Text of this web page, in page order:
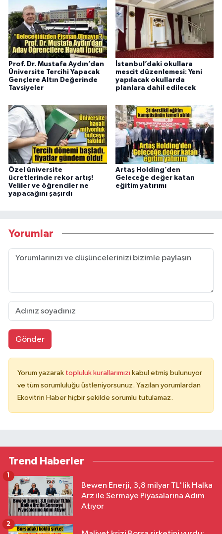
Prof. Dr. Mustafa Aydın’dan
Üniversite Tercihi Yapacak
Gençlere Altın Değerinde
Tavsiyeler
İstanbul’daki okullara
mescit düzenlemesi: Yeni
yapılacak okullarda
planlara dahil edilecek
Özel üniversite
ücretlerinde rekor artış!
Veliler ve öğrenciler ne
yapacağını şaşırdı
Artaş Holding’den
Geleceğe değer katan
eğitim yatırımı
Yorumlar
Gönder
Yorum yazarak topluluk kurallarımızı kabul etmiş bulunuyor
ve tüm sorumluluğu üstleniyorsunuz. Yazılan yorumlardan
Ekovitrin Haber hiçbir şekilde sorumlu tutulamaz.
Trend Haberler
Bewen Enerji, 3,8 milyar TL'lik Halka
Arz ile Sermaye Piyasalarına Adım
Atıyor
1
2